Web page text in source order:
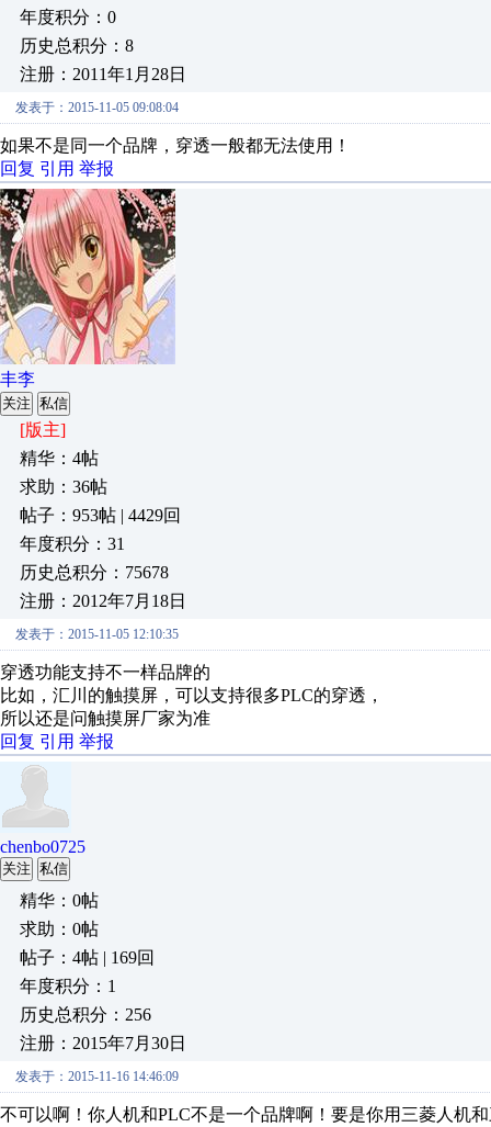
年度积分：0
历史总积分：8
注册：2011年1月28日
发表于：2015-11-05 09:08:04
如果不是同一个品牌，穿透一般都无法使用！
回复 引用 举报
丰李
关注 私信
[版主]
精华：4帖
求助：36帖
帖子：953帖 | 4429回
年度积分：31
历史总积分：75678
注册：2012年7月18日
发表于：2015-11-05 12:10:35
穿透功能支持不一样品牌的
比如，汇川的触摸屏，可以支持很多PLC的穿透，
所以还是问触摸屏厂家为准
回复 引用 举报
chenbo0725
关注 私信
精华：0帖
求助：0帖
帖子：4帖 | 169回
年度积分：1
历史总积分：256
注册：2015年7月30日
发表于：2015-11-16 14:46:09
不可以啊！你人机和PLC不是一个品牌啊！要是你用三菱人机